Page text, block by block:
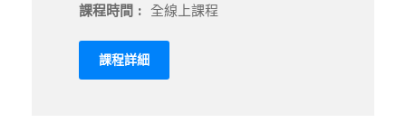
課程時間 : 全線上課程
課程詳細